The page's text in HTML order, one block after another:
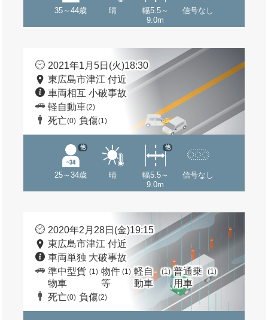
35～44歳 晴
幅5.5～
9.0m
信号なし
2021年1月5日(火)18:30
東広島市津江 付近
車両相互 小破事故
軽自動車(2)
死亡(0) 負傷(1)
25～34歳
他
晴
幅5.5～
9.0m
他
信号なし
2020年2月28日(金)19:15
東広島市津江 付近
車両単独 大破事故
準中型貨
物車
(1) 物件
等
(1) 軽自
動車
(1) 普通乗
用車
(1)
死亡(0) 負傷(2)